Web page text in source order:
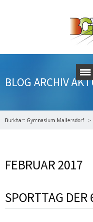
BLOG ARCHIV
Burkhart Gymnasium Mallersdorf
FEBRUAR 2017
SPORTTAG DER